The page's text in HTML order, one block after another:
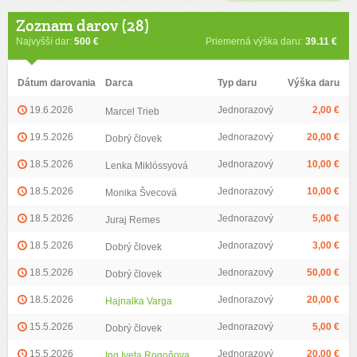
Zoznam darov (28)
Najvyšší dar: 500 € Priemerná výška daru: 39.11 €
Dátum darovania Darca Typ daru Výška daru
19.6.2026 Marcel Trieb Jednorazový 2,00 €
19.5.2026 Dobrý človek Jednorazový 20,00 €
18.5.2026 Lenka Miklóssyová Jednorazový 10,00 €
18.5.2026 Monika Švecová Jednorazový 10,00 €
18.5.2026 Juraj Remes Jednorazový 5,00 €
18.5.2026 Dobrý človek Jednorazový 3,00 €
18.5.2026 Dobrý človek Jednorazový 50,00 €
18.5.2026 Hajnalka Varga Jednorazový 20,00 €
15.5.2026 Dobrý človek Jednorazový 5,00 €
15.5.2026 Jednorazový 20,00 €